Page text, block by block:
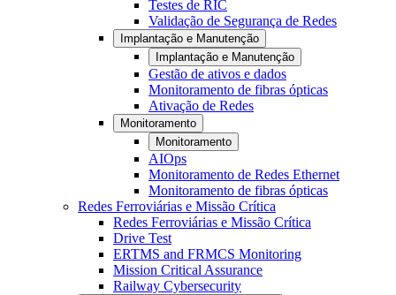
Testes de RIC
Validação de Segurança de Redes
Implantação e Manutenção
Implantação e Manutenção
Gestão de ativos e dados
Monitoramento de fibras ópticas
Ativação de Redes
Monitoramento
Monitoramento
AIOps
Monitoramento de Redes Ethernet
Monitoramento de fibras ópticas
Redes Ferroviárias e Missão Crítica
Redes Ferroviárias e Missão Crítica
Drive Test
ERTMS and FRMCS Monitoring
Mission Critical Assurance
Railway Cybersecurity